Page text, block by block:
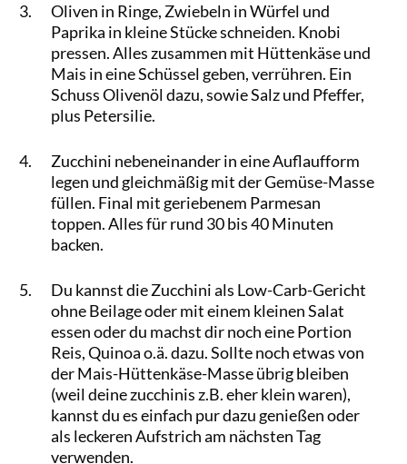
Oliven in Ringe, Zwiebeln in Würfel und
Paprika in kleine Stücke schneiden. Knobi
pressen. Alles zusammen mit Hüttenkäse und
Mais in eine Schüssel geben, verrühren. Ein
Schuss Olivenöl dazu, sowie Salz und Pfeffer,
plus Petersilie.
Zucchini nebeneinander in eine Auflaufform
legen und gleichmäßig mit der Gemüse-Masse
füllen. Final mit geriebenem Parmesan
toppen. Alles für rund 30 bis 40 Minuten
backen.
Du kannst die Zucchini als Low-Carb-Gericht
ohne Beilage oder mit einem kleinen Salat
essen oder du machst dir noch eine Portion
Reis, Quinoa o.ä. dazu. Sollte noch etwas von
der Mais-Hüttenkäse-Masse übrig bleiben
(weil deine zucchinis z.B. eher klein waren),
kannst du es einfach pur dazu genießen oder
als leckeren Aufstrich am nächsten Tag
verwenden.